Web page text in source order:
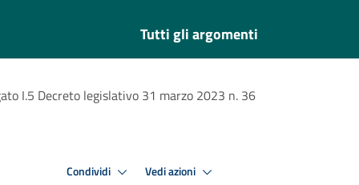
Tutti gli argomenti
I.5 Decreto legislativo 31 marzo 2023 n. 36
Condividi Vedi azioni